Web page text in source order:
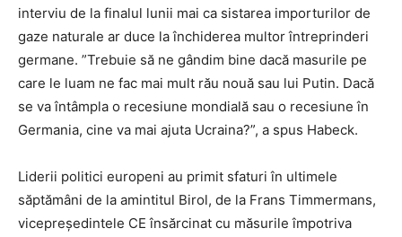
interviu de la finalul lunii mai ca sistarea importurilor de
gaze naturale ar duce la închiderea multor întreprinderi
germane. ”Trebuie să ne gândim bine dacă masurile pe
care le luam ne fac mai mult rău nouă sau lui Putin. Dacă
se va întâmpla o recesiune mondială sau o recesiune în
Germania, cine va mai ajuta Ucraina?”, a spus Habeck.
Liderii politici europeni au primit sfaturi în ultimele
săptămâni de la amintitul Birol, de la Frans Timmermans,
vicepreședintele CE însărcinat cu măsurile împotriva